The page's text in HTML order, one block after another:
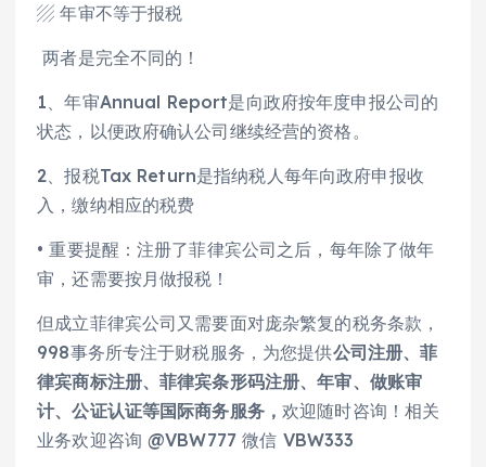
▨ 年审不等于报税
两者是完全不同的！
1、年审Annual Report是向政府按年度申报公司的
状态，以便政府确认公司继续经营的资格。
2、报税Tax Return是指纳税人每年向政府申报收
入，缴纳相应的税费
• 重要提醒：注册了菲律宾公司之后，每年除了做年
审，还需要按月做报税！
但成立菲律宾公司又需要面对庞杂繁复的税务条款，
998事务所专注于财税服务，为您提供公司注册、菲
律宾商标注册、菲律宾条形码注册、年审、做账审
计、公证认证等国际商务服务，欢迎随时咨询！相关
业务欢迎咨询 @VBW777 微信 VBW333